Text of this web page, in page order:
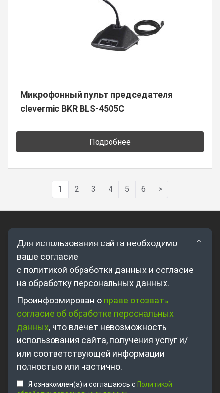
Микрофонный пульт председателя
clevermic BKR BLS-4505C
Подробнее
1 2 3 4 5 6 >
Для использования сайта необходимо
ваше согласие
с политикой обработки данных и согласие
на обработку персональных данных.
Проинформирован о праве отозвать
согласие об обработке персональных
данных, что влечет невозможность
использования сайта, получения услуг и/
или соответствующей информации
полностью или частично.
Я ознакомлен(а) и соглашаюсь с Политикой
Где купить?
Партнерам
О компании
Контакты
+7 495 698-63-89
sales@unitsolutions.ru